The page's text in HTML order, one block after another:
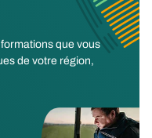
que vous
de votre région,